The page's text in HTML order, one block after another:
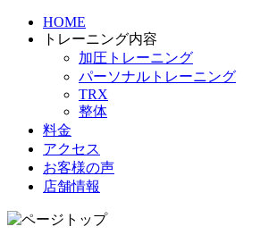
HOME
トレーニング内容
加圧トレーニング
パーソナルトレーニング
TRX
整体
料金
アクセス
お客様の声
店舗情報